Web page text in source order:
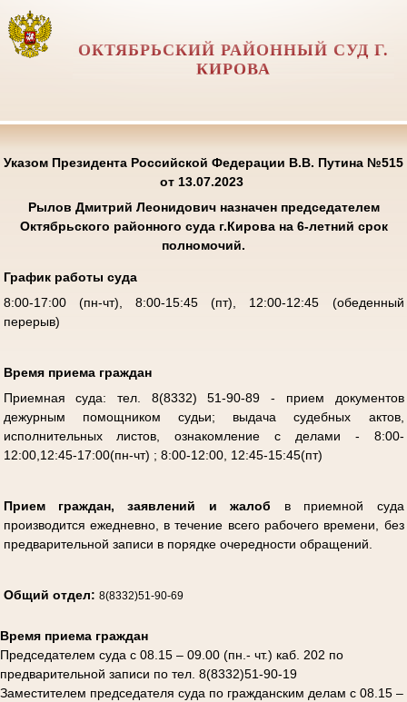
ОКТЯБРЬСКИЙ РАЙОННЫЙ СУД Г.
КИРОВА
Указом Президента Российской Федерации В.В. Путина №515
от 13.07.2023
Рылов Дмитрий Леонидович назначен председателем
Октябрьского районного суда г.Кирова на 6-летний срок
полномочий.
График работы суда
8:00-17:00 (пн-чт), 8:00-15:45 (пт), 12:00-12:45 (обеденный
перерыв)
Время приема граждан
Приемная суда: тел. 8(8332) 51-90-89 - прием документов
дежурным помощником судьи; выдача судебных актов,
исполнительных листов, ознакомление с делами - 8:00-
12:00,12:45-17:00(пн-чт) ; 8:00-12:00, 12:45-15:45(пт)
Прием граждан, заявлений и жалоб в приемной суда
производится ежедневно, в течение всего рабочего времени, без
предварительной записи в порядке очередности обращений.
Общий отдел: 8(8332)51-90-69
Время приема граждан
Председателем суда с 08.15 – 09.00 (пн.- чт.) каб. 202 по
предварительной записи по тел. 8(8332)51-90-19
Заместителем председателя суда по гражданским делам с 08.15 –